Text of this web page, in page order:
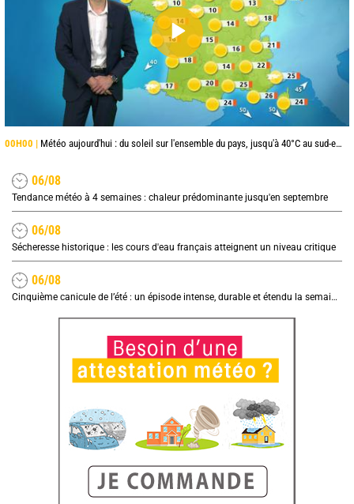
00H00 | Météo aujourd'hui : du soleil sur l'ensemble du pays, jusqu'à 40°C au sud-est
06/08
Tendance météo à 4 semaines : chaleur prédominante jusqu'en septembre
06/08
Sécheresse historique : les cours d'eau français atteignent un niveau critique
06/08
Cinquième canicule de l’été : un épisode intense, durable et étendu la semaine prochaine